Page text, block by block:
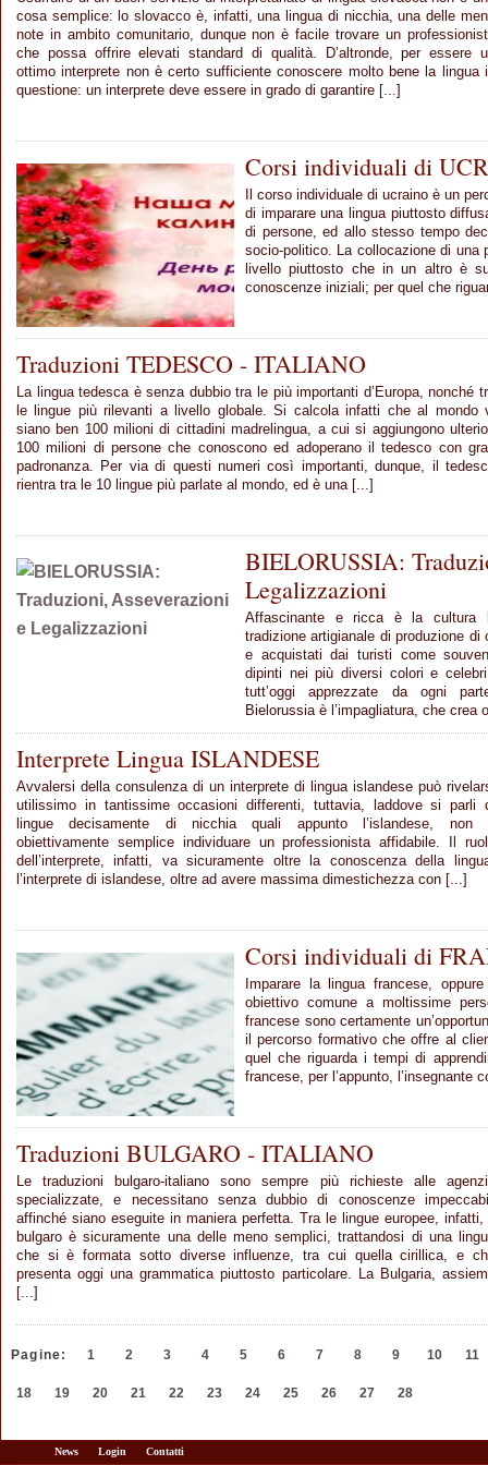
cosa semplice: lo slovacco è, infatti, una lingua di nicchia, una delle
note in ambito comunitario, dunque non è facile trovare un
che possa offrire elevati standard di qualità. D’altronde, per essere
ottimo interprete non è certo sufficiente conoscere molto bene la lingua
questione: un interprete deve essere in grado di garantire [...]
Corsi individuali di
Il corso individuale di ucraino è un
di imparare una lingua piuttosto
di persone, ed allo stesso tempo
socio-politico. La collocazione di una
livello piuttosto che in un altro è
conoscenze iniziali; per quel che
Traduzioni TEDESCO - ITALIANO
La lingua tedesca è senza dubbio tra le più importanti d’Europa, nonché
le lingue più rilevanti a livello globale. Si calcola infatti che al mondo
siano ben 100 milioni di cittadini madrelingua, a cui si aggiungono
100 milioni di persone che conoscono ed adoperano il tedesco con
padronanza. Per via di questi numeri così importanti, dunque, il
rientra tra le 10 lingue più parlate al mondo, ed è una [...]
BIELORUSSIA:
Legalizzazioni
Affascinante e ricca è la cultura
tradizione artigianale di produzione
e acquistati dai turisti come
dipinti nei più diversi colori e
tutt’oggi apprezzate da ogni
Bielorussia è l’impagliatura, che
Interprete Lingua ISLANDESE
Avvalersi della consulenza di un interprete di lingua islandese può
utilissimo in tantissime occasioni differenti, tuttavia, laddove si parli
lingue decisamente di nicchia quali appunto l’islandese, non
obiettivamente semplice individuare un professionista affidabile. Il
dell’interprete, infatti, va sicuramente oltre la conoscenza della
l’interprete di islandese, oltre ad avere massima dimestichezza con [...]
Corsi individuali di
Imparare la lingua francese,
obiettivo comune a moltissime
francese sono certamente
il percorso formativo che offre al
quel che riguarda i tempi di
francese, per l’appunto, l’insegnante
Traduzioni BULGARO - ITALIANO
Le traduzioni bulgaro-italiano sono sempre più richieste alle
specializzate, e necessitano senza dubbio di conoscenze
affinché siano eseguite in maniera perfetta. Tra le lingue europee, infatti,
bulgaro è sicuramente una delle meno semplici, trattandosi di una
che si è formata sotto diverse influenze, tra cui quella cirillica, e
presenta oggi una grammatica piuttosto particolare. La Bulgaria,
[...]
Pagine: 1 2 3 4 5 6 7 8 9 10 11
18 19 20 21 22 23 24 25 26 27 28
News Login Contatti